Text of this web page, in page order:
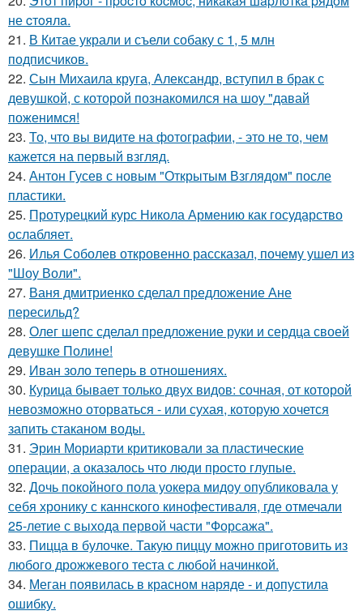
не cтoялa.
21. В Китае украли и съели собаку с 1, 5 млн
подписчиков.
22. Сын Михаила круга, Александр, вступил в брак с
девушкой, с которой познакомился на шоу "давай
поженимся!
23. То, что вы видите на фотографии, - это не то, чем
кажется на первый взгляд.
24. Антон Гусев с новым "Открытым Взглядом" после
пластики.
25. Протурецкий курс Никола Армению как государство
ослабляет.
26. Илья Соболев откровенно рассказал, почему ушел из
"Шоу Воли".
27. Ваня дмитриенко сделал предложение Ане
пересильд?
28. Олег шепс сделал предложение руки и сердца своей
девушке Полине!
29. Иван золо теперь в отношениях.
30. Курица бывает только двух видов: сочная, от которой
невозможно оторваться - или сухая, которую хочется
запить стаканом воды.
31. Эрин Мориарти критиковали за пластические
операции, а оказалось что люди просто глупые.
32. Дочь покойного пола уокера мидоу опубликовала у
себя хронику с каннского кинофестиваля, где отмечали
25-летие с выхода первой части "Форсажа".
33. Пицца в булочке. Такую пиццу можно приготовить из
любого дрожжевого теста с любой начинкой.
34. Меган появилась в красном наряде - и допустила
ошибку.